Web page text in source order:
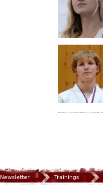
Newsletter Trainings